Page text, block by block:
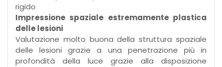
rigido
Impressione spaziale estremamente plastica
delle lesioni
Valutazione molto buona della struttura spaziale
delle lesioni grazie a una penetrazione più in
profondità della luce grazie alla disposizione